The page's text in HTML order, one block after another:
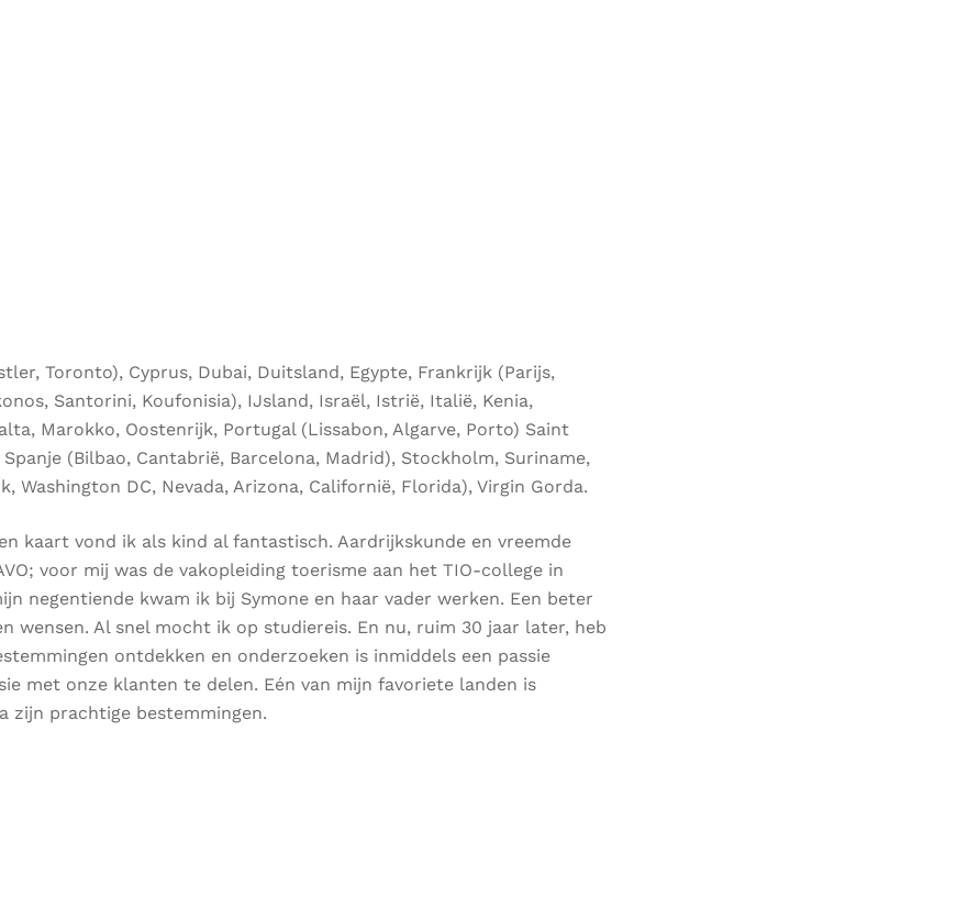
Toronto), Cyprus, Dubai, Duitsland, Egypte, Frankrijk (Parijs,
Santorini, Koufonisia), IJsland, Israël, Istrië, Italië, Kenia,
Marokko, Oostenrijk, Portugal (Lissabon, Algarve, Porto) Saint
(Bilbao, Cantabrië, Barcelona, Madrid), Stockholm, Suriname,
Washington DC, Nevada, Arizona, Californië, Florida), Virgin Gorda.
kaart vond ik als kind al fantastisch. Aardrijkskunde en vreemde
voor mij was de vakopleiding toerisme aan het TIO-college in
negentiende kwam ik bij Symone en haar vader werken. Een beter
wensen. Al snel mocht ik op studiereis. En nu, ruim 30 jaar later, heb
ontdekken en onderzoeken is inmiddels een passie
met onze klanten te delen. Eén van mijn favoriete landen is
zijn prachtige bestemmingen.